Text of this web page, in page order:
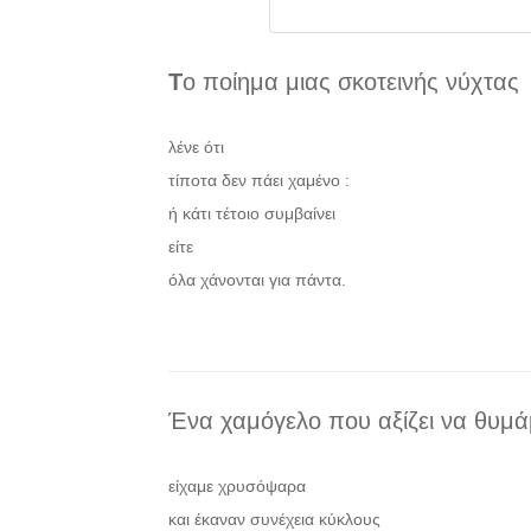
Το ποίημα μιας σκοτεινής νύχτας
λένε ότι
τίποτα δεν πάει χαμένο :
ή κάτι τέτοιο συμβαίνει
είτε
όλα χάνονται για πάντα.
Ένα χαμόγελο που αξίζει να
είχαμε χρυσόψαρα
και έκαναν συνέχεια κύκλους